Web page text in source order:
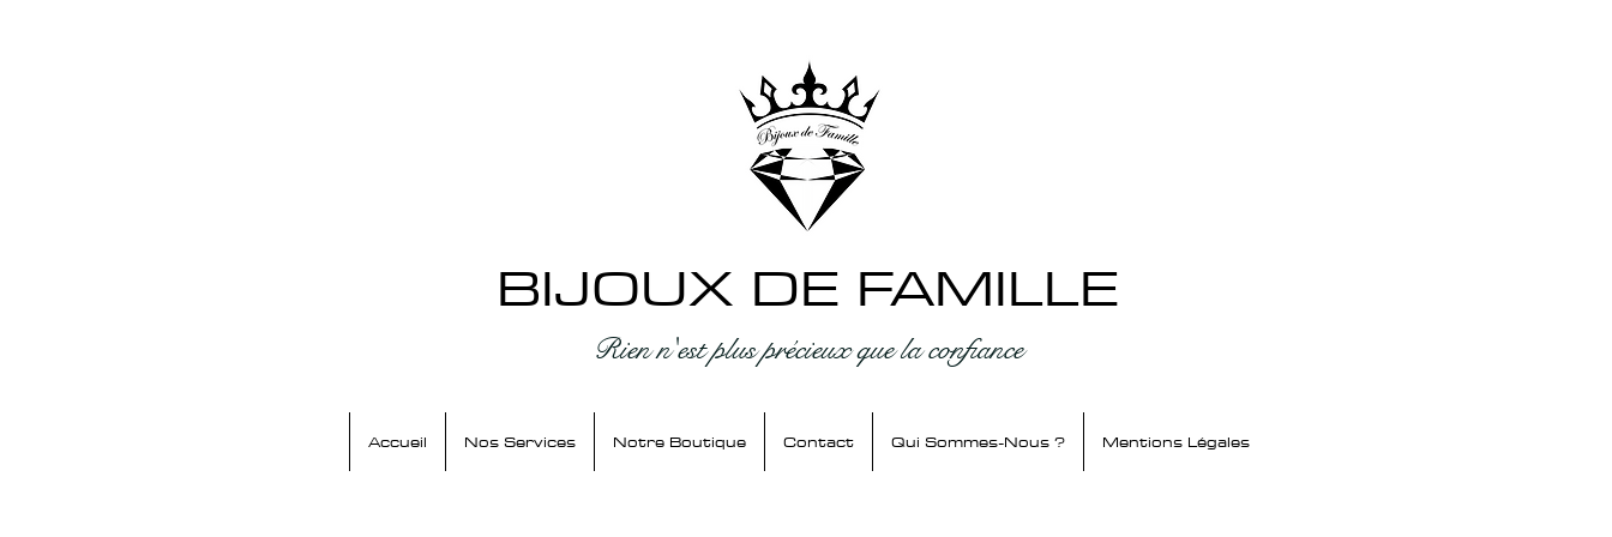
BIJOUX DE FAMILLE
Rien n'est plus précieux que la confiance
Accueil Nos Services Notre Boutique Contact Qui Sommes-Nous ? Mentions Légales